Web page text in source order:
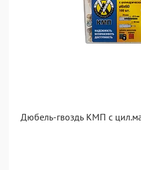
Дюбель-гвоздь КМП с